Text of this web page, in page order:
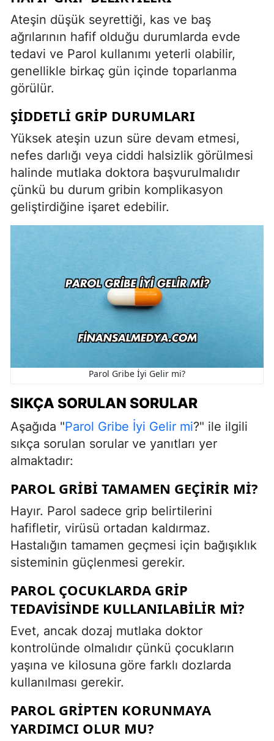
Ateşin düşük seyrettiği, kas ve baş
ağrılarının hafif olduğu durumlarda evde
tedavi ve Parol kullanımı yeterli olabilir,
genellikle birkaç gün içinde toparlanma
görülür.
ŞIDDETLI GRIP DURUMLARI
Yüksek ateşin uzun süre devam etmesi,
nefes darlığı veya ciddi halsizlik görülmesi
halinde mutlaka doktora başvurulmalıdır
çünkü bu durum gribin komplikasyon
geliştirdiğine işaret edebilir.
Parol Gribe İyi Gelir mi?
SIKÇA SORULAN SORULAR
Aşağıda "Parol Gribe İyi Gelir mi?" ile ilgili
sıkça sorulan sorular ve yanıtları yer
almaktadır:
PAROL GRIBI TAMAMEN GEÇIRIR MI?
Hayır. Parol sadece grip belirtilerini
hafifletir, virüsü ortadan kaldırmaz.
Hastalığın tamamen geçmesi için bağışıklık
sisteminin güçlenmesi gerekir.
PAROL ÇOCUKLARDA GRIP
TEDAVISINDE KULLANILABILIR MI?
Evet, ancak dozaj mutlaka doktor
kontrolünde olmalıdır çünkü çocukların
yaşına ve kilosuna göre farklı dozlarda
kullanılması gerekir.
PAROL GRIPTEN KORUNMAYA
YARDIMCI OLUR MU?